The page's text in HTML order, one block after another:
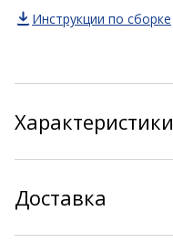
Инструкции по сборке
Характеристики
Доставка